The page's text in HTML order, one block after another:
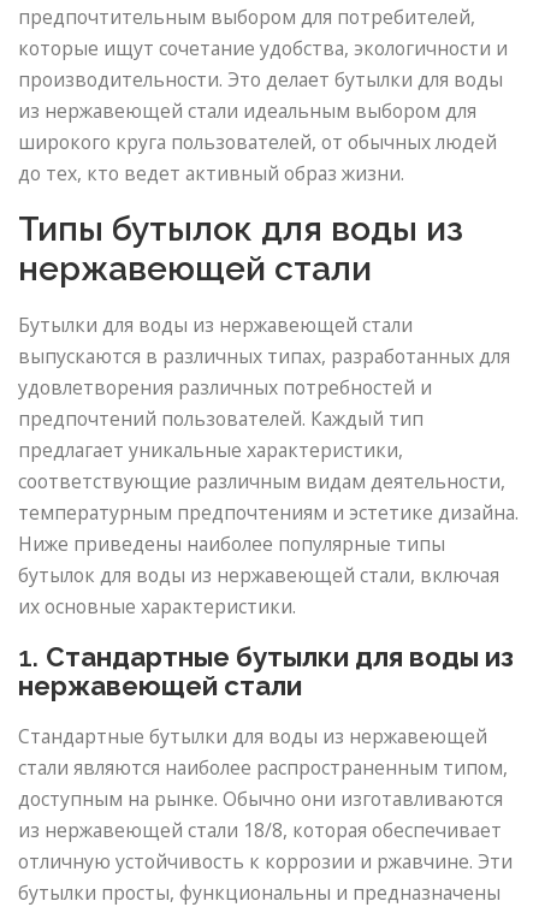
предпочтительным выбором для потребителей,
которые ищут сочетание удобства, экологичности и
производительности. Это делает бутылки для воды
из нержавеющей стали идеальным выбором для
широкого круга пользователей, от обычных людей
до тех, кто ведет активный образ жизни.
Типы бутылок для воды из
нержавеющей стали
Бутылки для воды из нержавеющей стали
выпускаются в различных типах, разработанных для
удовлетворения различных потребностей и
предпочтений пользователей. Каждый тип
предлагает уникальные характеристики,
соответствующие различным видам деятельности,
температурным предпочтениям и эстетике дизайна.
Ниже приведены наиболее популярные типы
бутылок для воды из нержавеющей стали, включая
их основные характеристики.
1. Стандартные бутылки для воды из
нержавеющей стали
Стандартные бутылки для воды из нержавеющей
стали являются наиболее распространенным типом,
доступным на рынке. Обычно они изготавливаются
из нержавеющей стали 18/8, которая обеспечивает
отличную устойчивость к коррозии и ржавчине. Эти
бутылки просты, функциональны и предназначены